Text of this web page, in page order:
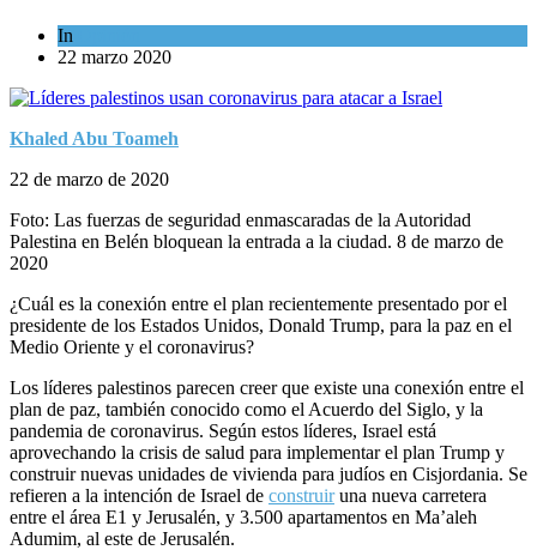
In
22 marzo 2020
Khaled Abu Toameh
22 de marzo de 2020
Foto: Las fuerzas de seguridad enmascaradas de la Autoridad
Palestina en Belén bloquean la entrada a la ciudad. 8 de marzo de
2020
¿Cuál es la conexión entre el plan recientemente presentado por el
presidente de los Estados Unidos, Donald Trump, para la paz en el
Medio Oriente y el coronavirus?
Los líderes palestinos parecen creer que existe una conexión entre el
plan de paz, también conocido como el Acuerdo del Siglo, y la
pandemia de coronavirus. Según estos líderes, Israel está
aprovechando la crisis de salud para implementar el plan Trump y
construir nuevas unidades de vivienda para judíos en Cisjordania. Se
refieren a la intención de Israel de construiruna nueva carretera
entre el área E1 y Jerusalén, y 3.500 apartamentos en Ma’aleh
Adumim, al este de Jerusalén.